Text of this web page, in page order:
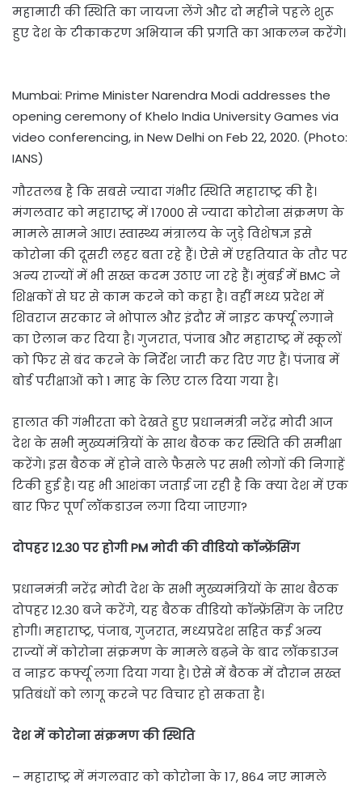
महामारी की स्थिति का जायजा लेंगे और दो महीने पहले शुरू
हुए देश के टीकाकरण अभियान की प्रगति का आकलन करेंगे।
Mumbai: Prime Minister Narendra Modi addresses the
opening ceremony of Khelo India University Games via
video conferencing, in New Delhi on Feb 22, 2020. (Photo:
IANS)
गौरतलब है कि सबसे ज्यादा गंभीर स्थिति महाराष्ट्र की है।
मंगलवार को महाराष्ट्र में 17000 से ज्यादा कोरोना संक्रमण के
मामले सामने आए। स्वास्थ्य मंत्रालय के जुड़े विशेषज्ञ इसे
कोरोना की दूसरी लहर बता रहे हैं। ऐसे में एहतियात के तौर पर
अन्य राज्यों में भी सख्त कदम उठाए जा रहे हैं। मुंबई में BMC ने
शिक्षकों से घर से काम करने को कहा है। वहीं मध्य प्रदेश में
शिवराज सरकार ने भोपाल और इंदौर में नाइट कर्फ्यू लगाने
का ऐलान कर दिया है। गुजरात, पंजाब और महाराष्ट्र में स्कूलों
को फिर से बंद करने के निर्देश जारी कर दिए गए हैं। पंजाब में
बोर्ड परीक्षाओं को 1 माह के लिए टाल दिया गया है।
हालात की गंभीरता को देखते हुए प्रधानमंत्री नरेंद्र मोदी आज
देश के सभी मुख्यमंत्रियों के साथ बैठक कर स्थिति की समीक्षा
करेंगे। इस बैठक में होने वाले फैसले पर सभी लोगों की निगाहें
टिकी हुई है। यह भी आशंका जताई जा रही है कि क्या देश में एक
बार फिर पूर्ण लॉकडाउन लगा दिया जाएगा?
दोपहर 12.30 पर होगी PM मोदी की वीडियो कॉन्फ्रेंसिंग
प्रधानमंत्री नरेंद्र मोदी देश के सभी मुख्यमंत्रियों के साथ बैठक
दोपहर 12.30 बजे करेंगे, यह बैठक वीडियो कॉन्फ्रेंसिंग के जरिए
होगी। महाराष्ट्र, पंजाब, गुजरात, मध्यप्रदेश सहित कई अन्य
राज्यों में कोरोना संक्रमण के मामले बढ़ने के बाद लॉकडाउन
व नाइट कर्फ्यू लगा दिया गया है। ऐसे में बैठक में दौरान सख्त
प्रतिबंधों को लागू करने पर विचार हो सकता है।
देश में कोरोना संक्रमण की स्थिति
– महाराष्ट्र में मंगलवार को कोरोना के 17, 864 नए मामले